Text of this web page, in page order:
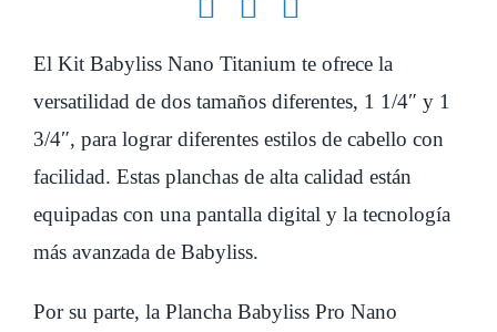
Titanium
1
1/4
&
1
3/4
cantidad
El Kit Babyliss Nano Titanium te ofrece la
versatilidad de dos tamaños diferentes, 1 1/4″ y 1
3/4″, para lograr diferentes estilos de cabello con
facilidad. Estas planchas de alta calidad están
equipadas con una pantalla digital y la tecnología
más avanzada de Babyliss.
Por su parte, la Plancha Babyliss Pro Nano